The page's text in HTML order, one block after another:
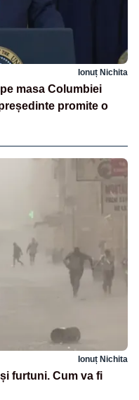
Ionuț Nichita
masa Columbiei
promite o
Ionuț Nichita
furtuni. Cum va fi